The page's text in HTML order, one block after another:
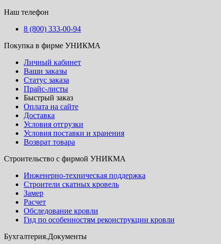
Наш телефон
8 (800) 333-00-94
Покупка в фирме УНИКМА
Личный кабинет
Ваши заказы
Статус заказа
Прайс-листы
Быстрый заказ
Оплата на сайте
Доставка
Условия отгрузки
Условия поставки и хранения
Возврат товара
Строительство с фирмой УНИКМА
Инженерно-техническая поддержка
Строители скатных кровель
Замер
Расчет
Обследование кровли
Гид по особенностям реконструкции кровли
Бухгалтерия.Документы